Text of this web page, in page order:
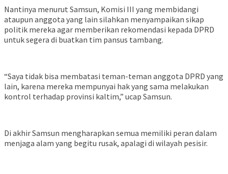
Nantinya menurut Samsun, Komisi III yang membidangi
ataupun anggota yang lain silahkan menyampaikan sikap
politik mereka agar memberikan rekomendasi kepada DPRD
untuk segera di buatkan tim pansus tambang.
“Saya tidak bisa membatasi teman-teman anggota DPRD yang
lain, karena mereka mempunyai hak yang sama melakukan
kontrol terhadap provinsi kaltim,” ucap Samsun.
Di akhir Samsun mengharapkan semua memiliki peran dalam
menjaga alam yang begitu rusak, apalagi di wilayah pesisir.